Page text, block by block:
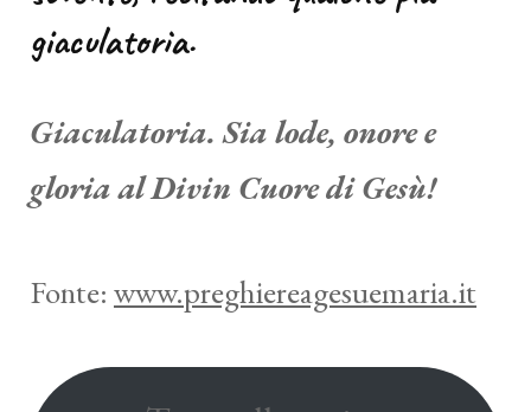
giaculatoria.
Giaculatoria. Sia lode, onore e
gloria al Divin Cuore di Gesù!
Fonte: www.preghiereagesuemaria.it